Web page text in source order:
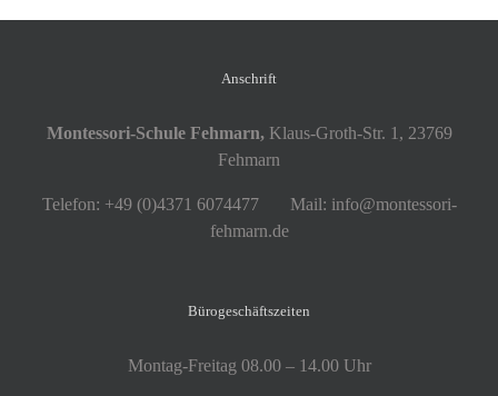
Anschrift
Montessori-Schule Fehmarn, Klaus-Groth-Str. 1, 23769
Fehmarn
Telefon: +49 (0)4371 6074477 Mail: info@montessori-
fehmarn.de
Bürogeschäftszeiten
Montag-Freitag 08.00 – 14.00 Uhr